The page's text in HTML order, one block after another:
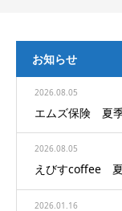
お知らせ
2026.08.05
エムズ保険 夏
2026.08.05
えびすcoffee
2026.01.16